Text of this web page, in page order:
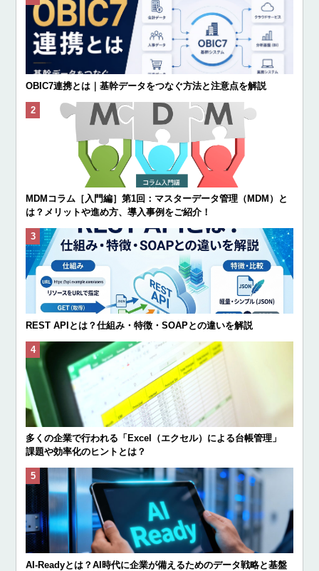
OBIC7連携とは｜基幹データをつなぐ方法と注意点を解説
MDMコラム［入門編］第1回：マスターデータ管理（MDM）と
は？メリットや進め方、導入事例をご紹介！
REST APIとは？仕組み・特徴・SOAPとの違いを解説
多くの企業で行われる「Excel（エクセル）による台帳管理」
課題や効率化のヒントとは？
AI-Readyとは？AI時代に企業が備えるためのデータ戦略と基盤